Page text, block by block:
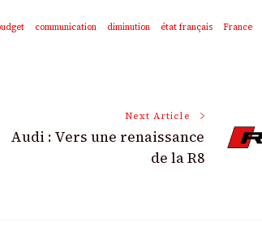
communication diminution état français France
Next Article
Audi : Vers une renaissance
de la R8